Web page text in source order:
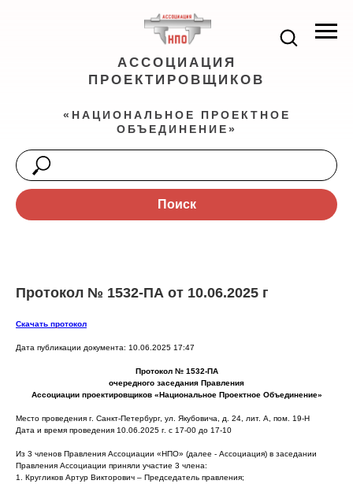
АССОЦИАЦИЯ
ПРОЕКТИРОВЩИКОВ
«НАЦИОНАЛЬНОЕ ПРОЕКТНОЕ
ОБЪЕДИНЕНИЕ»
Поиск
Протокол № 1532-ПА от 10.06.2025 г
Скачать протокол
Дата публикации документа: 10.06.2025 17:47
Протокол № 1532-ПА
очередного заседания Правления
Ассоциации проектировщиков «Национальное Проектное Объединение»
Место проведения г. Санкт-Петербург, ул. Якубовича, д. 24, лит. А, пом. 19-Н
Дата и время проведения 10.06.2025 г. с 17-00 до 17-10
Из 3 членов Правления Ассоциации «НПО» (далее - Ассоциация) в заседании
Правления Ассоциации приняли участие 3 члена:
1. Кругликов Артур Викторович – Председатель правления;